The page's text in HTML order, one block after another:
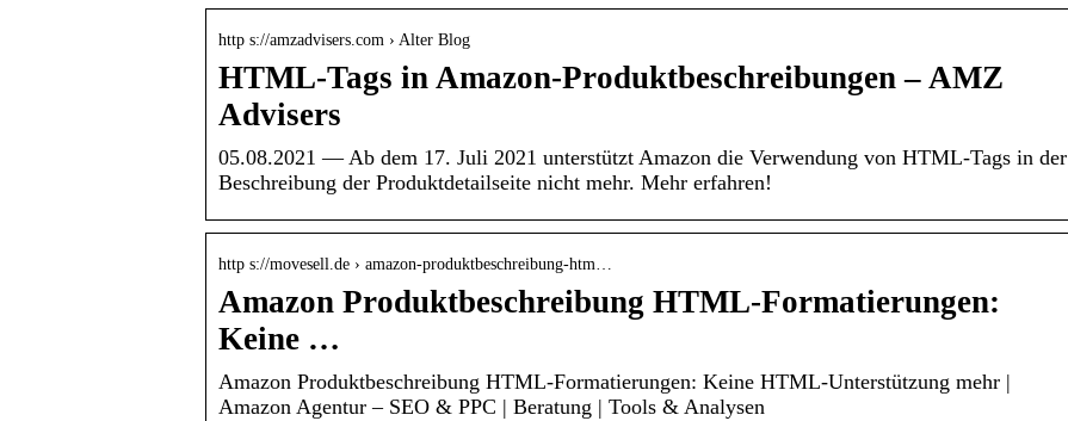
http s://amzadvisers.com › Alter Blog
HTML-Tags in Amazon-Produktbeschreibungen – AMZ
Advisers
05.08.2021 — Ab dem 17. Juli 2021 unterstützt Amazon die Verwendung von HTML-Tags in der
Beschreibung der Produktdetailseite nicht mehr. Mehr erfahren!
http s://movesell.de › amazon-produktbeschreibung-htm…
Amazon Produktbeschreibung HTML-Formatierungen:
Keine …
Amazon Produktbeschreibung HTML-Formatierungen: Keine HTML-Unterstützung mehr |
Amazon Agentur – SEO & PPC | Beratung | Tools & Analysen